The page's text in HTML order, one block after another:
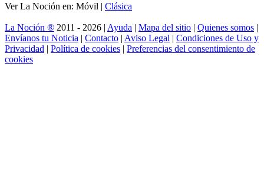
Ver La Noción en: Móvil | Clásica
La Noción ® 2011 - 2026 | Ayuda | Mapa del sitio | Quienes somos |
Envíanos tu Noticia | Contacto | Aviso Legal | Condiciones de Uso y
Privacidad | Política de cookies | Preferencias del consentimiento de
cookies